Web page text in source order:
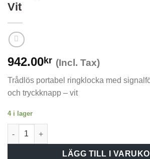
Vit
942.00kr (Incl. Tax)
Trådlös portabel ringklocka med
och tryckknapp – vit
4 i lager
Honeywell Trådlös Dörrklocka DC915N Vit
LÄGG TILL I